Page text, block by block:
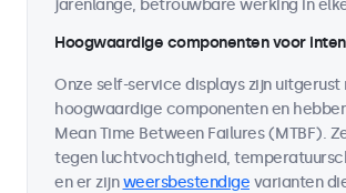
jarenlange, betrouwbare werking in
Hoogwaardige componenten voor
Onze self-service displays zijn uitgerust
hoogwaardige componenten en
Mean Time Between Failures (MTBF).
tegen luchtvochtigheid,
en er zijnweersbestendige varianten